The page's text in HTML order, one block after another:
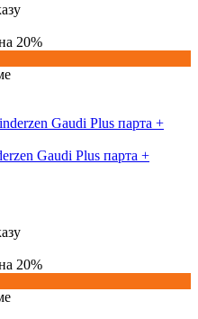
20%
Gaudi Plus парта +
20%